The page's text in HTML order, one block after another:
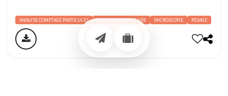
ANALYSE COMPTAGE PARTICULES ANALYSE ELEMENTAIRE MICROSCOPIE PESAGE